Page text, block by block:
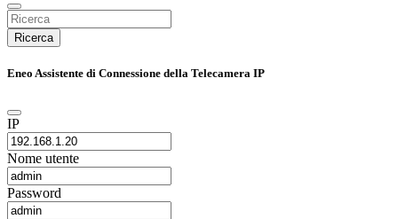
Ricerca
Eneo Assistente di Connessione della Telecamera IP
IP
Nome utente
Password